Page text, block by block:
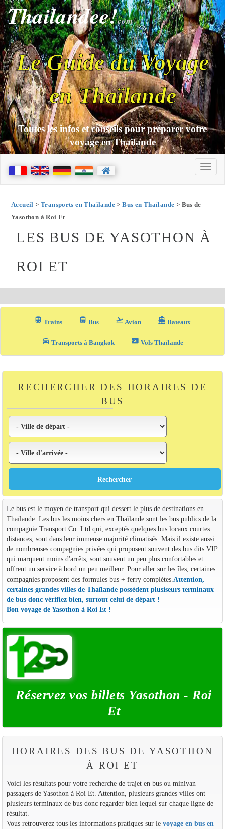
Thailandee!com
Le Guide du Voyage
en Thaïlande
Toutes les infos et conseils pour préparer votre
voyage en Thaïlande
Accueil > Transports en Thaïlande>Bus en Thaïlande > Bus de
Yasothon à Roi Et
LES BUS DE YASOTHON À
ROI ET
train Trains directions_bus_filled Bus flight_takeoff Avion directions_boat Bateaux
local_taxi Transports à Bangkok airplane_ticket Vols Thaïlande
RECHERCHER DES HORAIRES DE
BUS
Le bus est le moyen de transport qui dessert le plus de destinations en
Thaïlande. Les bus les moins chers en Thaïlande sont les bus publics de la
compagnie Transport Co. Ltd qui, exceptés quelques bus locaux courtes
distances, sont dans leur immense majorité climatisés. Mais il existe aussi
de nombreuses compagnies privées qui proposent souvent des bus dits VIP
qui marquent moins d'arrêts, sont souvent un peu plus confortables et
offrent un service à bord un peu meilleur. Pour aller sur les îles, certaines
compagnies proposent des formules bus + ferry complètes. Attention,
certaines grandes villes de Thaïlande possèdent plusiseurs terminaux
de bus donc vérifiez bien, surtout celui de départ !
Bon voyage de Yasothon à Roi Et !
Réservez vos billets Yasothon - Roi
Et
HORAIRES DES BUS DE YASOTHON
À ROI ET
Voici les résultats pour votre recherche de trajet en bus ou minivan
passagers de Yasothon à Roi Et. Attention, plusieurs grandes villes ont
plusieurs terminaux de bus donc regarder bien lequel sur chaque ligne de
résultat.
Vous retrouverez tous les informations pratiques sur le voyage en bus en